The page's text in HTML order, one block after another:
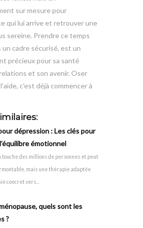
sur mesure pour
qui lui arrive et retrouver une
sereine. Prendre ce temps
un cadre sécurisé, est un
précieux pour sa santé
et son avenir. Oser
c’est déjà commencer à
dépression : Les clés pour
émotionnel
touche des millions de personnes et peut
mais une thérapie adaptée
concret vers...
quels sont les
?